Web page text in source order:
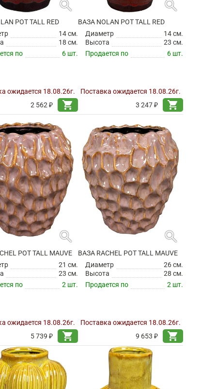
search
POT TALL RED
14 см.
18 см.
по
6 шт.
ожидается 18.08.26г.
2 562 ₽
shopping_cart
search
ВАЗА NOLAN POT TALL RED
Диаметр
14 см.
Высота
23 см.
Продается по
6 шт.
Поставка ожидается 18.08.26г.
3 247 ₽
shopping_cart
search
POT TALL MAUVE
21 см.
23 см.
по
2 шт.
ожидается 18.08.26г.
5 739 ₽
shopping_cart
search
ВАЗА RACHEL POT TALL MAUVE
Диаметр
26 см.
Высота
28 см.
Продается по
2 шт.
Поставка ожидается 18.08.26г.
9 653 ₽
shopping_cart